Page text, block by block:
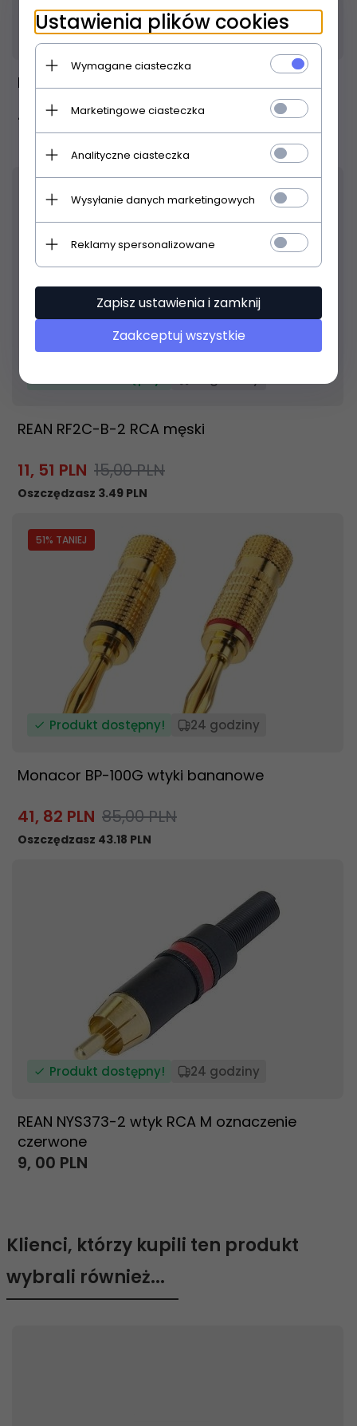
Produkt dostępny! 24 godziny
REAN NYS352BG
7, 00
% TANIEJ
REAN RF2C-B-2 RCA męski
11, 51 PLN 15,00 PLN
Oszczędzasz 3.49 PLN
51% TANIEJ
Produkt dostępny! 24 godziny
Monacor BP-100G wtyki bananowe
41, 82 PLN 85,00 PLN
Oszczędzasz 43.18 PLN
Produkt dostępny! 24 godziny
REAN NYS373-2 wtyk RCA M oznaczenie
czerwone
9, 00 PLN
Klienci, którzy kupili ten produkt
wybrali również...
Ustawienia plików cookies
Wymagane ciasteczka
Marketingowe ciasteczka
Analityczne ciasteczka
Wysyłanie danych marketingowych
Reklamy spersonalizowane
Zapisz ustawienia i zamknij
Zaakceptuj wszystkie